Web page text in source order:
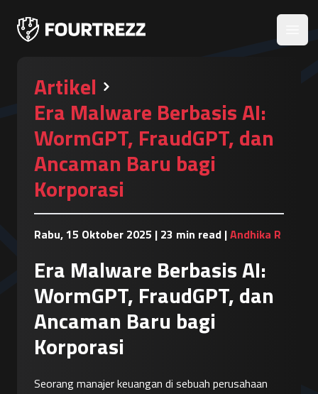
Artikel
Era Malware Berbasis AI:
WormGPT, FraudGPT, dan
Ancaman Baru bagi
Korporasi
Rabu, 15 Oktober 2025 | 23 min read |Andhika R
Era Malware Berbasis AI:
WormGPT, FraudGPT, dan
Ancaman Baru bagi
Korporasi
Seorang manajer keuangan di sebuah perusahaan